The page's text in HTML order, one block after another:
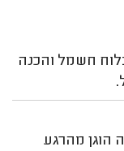
חשמל והכנה
הוגן מהרגע